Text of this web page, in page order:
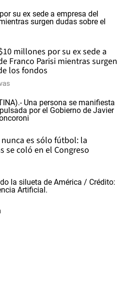
millones por su ex sede a
Franco Parisi mientras surgen
los fondos
es sólo fútbol: la
se coló en el Congreso